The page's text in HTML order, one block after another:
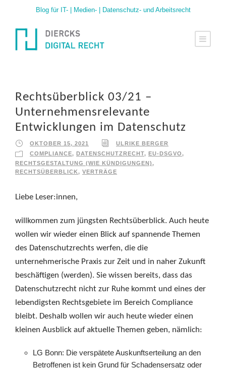
Blog für IT- | Medien- | Datenschutz- und Arbeitsrecht
Rechtsüberblick 03/21 –
Unternehmensrelevante
Entwicklungen im Datenschutz
OKTOBER 15, 2021
ULRIKE BERGER
COMPLIANCE, DATENSCHUTZRECHT, EU-DSGVO,
RECHTSGESTALTUNG (WIE KÜNDIGUNGEN),
RECHTSÜBERBLICK, VERTRÄGE
Liebe Leser:innen,
willkommen zum jüngsten Rechtsüberblick. Auch heute
wollen wir wieder einen Blick auf spannende Themen
des Datenschutzrechts werfen, die die
unternehmerische Praxis zur Zeit und in naher Zukunft
beschäftigen (werden). Sie wissen bereits, dass das
Datenschutzrecht nicht zur Ruhe kommt und eines der
lebendigsten Rechtsgebiete im Bereich Compliance
bleibt. Deshalb wollen wir auch heute wieder einen
kleinen Ausblick auf aktuelle Themen geben, nämlich:
LG Bonn: Die verspätete Auskunftserteilung an den
Betroffenen ist kein Grund für Schadensersatz oder